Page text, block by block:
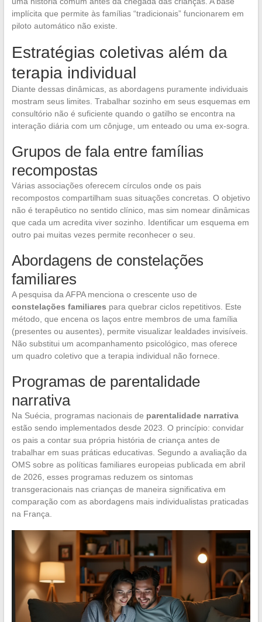
implícita que permite às famílias “tradicionais” funcionarem em
piloto automático não existe.
Estratégias coletivas além da
terapia individual
Diante dessas dinâmicas, as abordagens puramente individuais
mostram seus limites. Trabalhar sozinho em seus esquemas em
consultório não é suficiente quando o gatilho se encontra na
interação diária com um cônjuge, um enteado ou uma ex-sogra.
Grupos de fala entre famílias
recompostas
Várias associações oferecem círculos onde os pais
recompostos compartilham suas situações concretas. O objetivo
não é terapêutico no sentido clínico, mas sim nomear dinâmicas
que cada um acredita viver sozinho. Identificar um esquema em
outro pai muitas vezes permite reconhecer o seu.
Abordagens de constelações
familiares
A pesquisa da AFPA menciona o crescente uso de
constelações familiares para quebrar ciclos repetitivos. Este
método, que encena os laços entre membros de uma família
(presentes ou ausentes), permite visualizar lealdades invisíveis.
Não substitui um acompanhamento psicológico, mas oferece
um quadro coletivo que a terapia individual não fornece.
Programas de parentalidade
narrativa
Na Suécia, programas nacionais de parentalidade narrativa
estão sendo implementados desde 2023. O princípio: convidar
os pais a contar sua própria história de criança antes de
trabalhar em suas práticas educativas. Segundo a avaliação da
OMS sobre as políticas familiares europeias publicada em abril
de 2026, esses programas reduzem os sintomas
transgeracionais nas crianças de maneira significativa em
comparação com as abordagens mais individualistas praticadas
na França.